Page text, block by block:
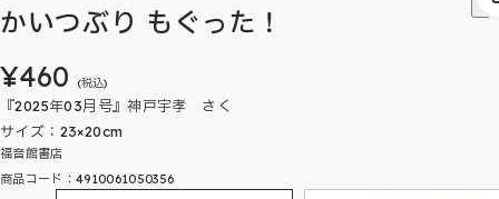
かいつぶり もぐった！
¥460 (税込)
『2025年03月号』神戸宇孝 さく
サイズ：23×20cm
福音館書店
商品コード：4910061050356